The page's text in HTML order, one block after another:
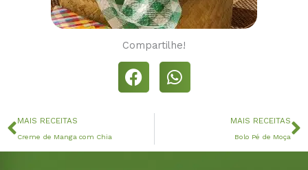
Compartilhe!
Anterior
MAIS RECEITAS
Creme de Manga com Chia
MAIS RECEITAS
Bolo Pé de Moça